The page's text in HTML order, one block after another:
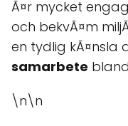
Ã¤r mycket
och bekvÃ¤m
en tydlig kÃ¤nsla
samarbete
\n\n